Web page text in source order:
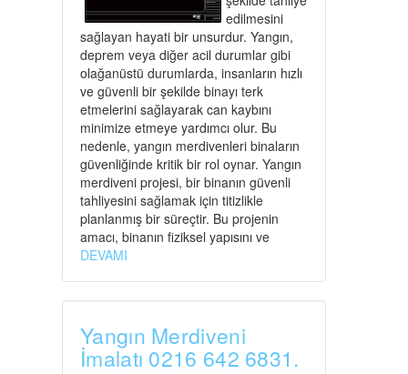
edilmesini
sağlayan hayati bir unsurdur. Yangın,
deprem veya diğer acil durumlar gibi
olağanüstü durumlarda, insanların hızlı
ve güvenli bir şekilde binayı terk
etmelerini sağlayarak can kaybını
minimize etmeye yardımcı olur. Bu
nedenle, yangın merdivenleri binaların
güvenliğinde kritik bir rol oynar. Yangın
merdiveni projesi, bir binanın güvenli
tahliyesini sağlamak için titizlikle
planlanmış bir süreçtir. Bu projenin
amacı, binanın fiziksel yapısını ve
DEVAMI
Yangın Merdiveni
İmalatı 0216 642 6831.